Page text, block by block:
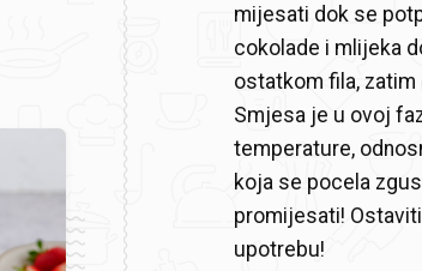
mijesati dok se
cokolade i mlijeka
ostatkom fila,
Smjesa je u ovoj
temperature,
koja se pocela
promijesati!
upotrebu!